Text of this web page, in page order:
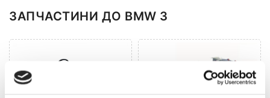
ЗАПЧАСТИНИ ДО BMW 3